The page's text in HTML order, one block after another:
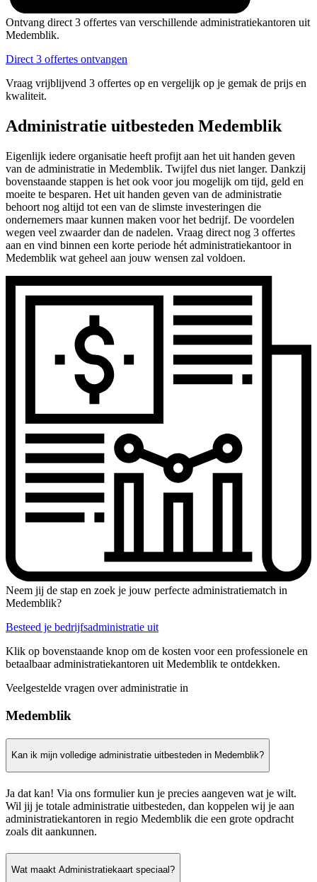
Ontvang direct 3 offertes van verschillende administratiekantoren uit
Medemblik.
Direct 3 offertes ontvangen
Vraag vrijblijvend 3 offertes op en vergelijk op je gemak de prijs en
kwaliteit.
Administratie uitbesteden Medemblik
Eigenlijk iedere organisatie heeft profijt aan het uit handen geven
van de administratie in Medemblik. Twijfel dus niet langer. Dankzij
bovenstaande stappen is het ook voor jou mogelijk om tijd, geld en
moeite te besparen. Het uit handen geven van de administratie
behoort nog altijd tot een van de slimste investeringen die
ondernemers maar kunnen maken voor het bedrijf. De voordelen
wegen veel zwaarder dan de nadelen. Vraag direct nog 3 offertes
aan en vind binnen een korte periode hét administratiekantoor in
Medemblik wat geheel aan jouw wensen zal voldoen.
Neem jij de stap en zoek je jouw perfecte administratiematch in
Medemblik?
Besteed je bedrijfsadministratie uit
Klik op bovenstaande knop om de kosten voor een professionele en
betaalbaar administratiekantoren uit Medemblik te ontdekken.
Veelgestelde vragen over administratie in
Medemblik
Kan ik mijn volledige administratie uitbesteden in Medemblik?
Ja dat kan! Via ons formulier kun je precies aangeven wat je wilt.
Wil jij je totale administratie uitbesteden, dan koppelen wij je aan
administratiekantoren in regio Medemblik die een grote opdracht
zoals dit aankunnen.
Wat maakt Administratiekaart speciaal?